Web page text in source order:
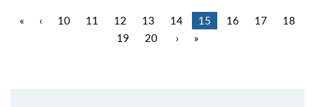
« ‹ 10 11 12 13 14 15 16 17
18
19
20 › »